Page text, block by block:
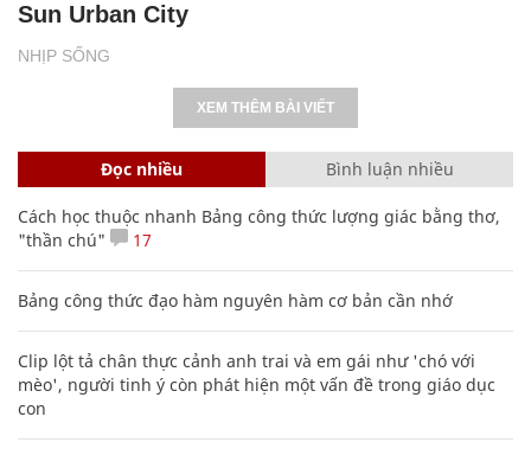
NHỊP SỐNG
Sun Urban City
XEM THÊM BÀI VIẾT
Đọc nhiều Bình luận nhiều
Cách học thuộc nhanh Bảng công thức lượng giác bằng thơ,
"thần chú"
17
Bảng công thức đạo hàm nguyên hàm cơ bản cần nhớ
Clip lột tả chân thực cảnh anh trai và em gái như 'chó với
mèo', người tinh ý còn phát hiện một vấn đề trong giáo dục
con